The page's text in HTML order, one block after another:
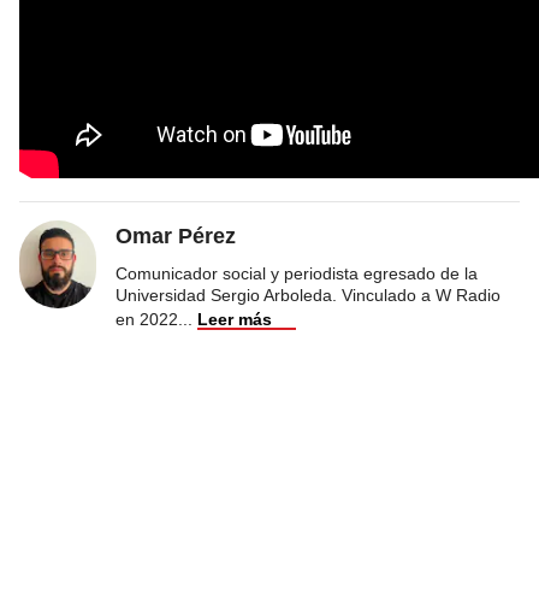
Omar Pérez
Comunicador social y periodista egresado de la
Universidad Sergio Arboleda. Vinculado a W Radio
en 2022
Leer más